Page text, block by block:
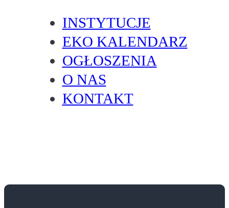
INSTYTUCJE
EKO KALENDARZ
OGŁOSZENIA
O NAS
KONTAKT